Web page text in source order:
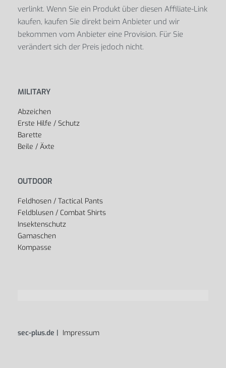
verlinkt. Wenn Sie ein Produkt über diesen Affiliate-Link
kaufen, kaufen Sie direkt beim Anbieter und wir
bekommen vom Anbieter eine Provision. Für Sie
verändert sich der Preis jedoch nicht.
MILITARY
Abzeichen
Erste Hilfe / Schutz
Barette
Beile / Äxte
OUTDOOR
Feldhosen / Tactical Pants
Feldblusen / Combat Shirts
Insektenschutz
Gamaschen
Kompasse
sec-plus.de | Impressum